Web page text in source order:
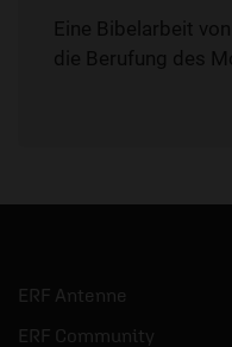
Eine Bibelarbeit
die Berufung des
ERF Antenne
ERF Community